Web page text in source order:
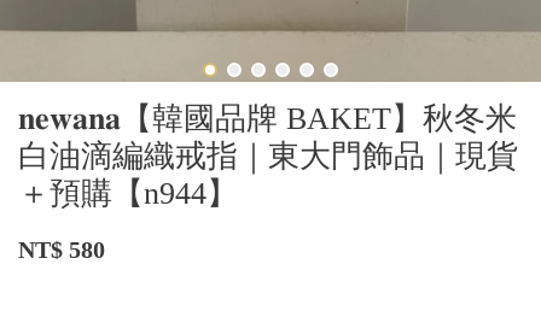
𝐧𝐞𝐰𝐚𝐧𝐚【韓國品牌 BAKET】秋冬米
白油滴編織戒指｜東大門飾品｜現貨
＋預購【n944】
NT$ 580